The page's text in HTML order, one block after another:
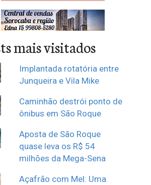
mais visitados
Implantada rotatória entre
Junqueira e Vila Mike
Caminhão destrói ponto de
ônibus em São Roque
Aposta de São Roque
quase leva os R$ 54
milhões da Mega-Sena
Açafrão com Mel: Uma